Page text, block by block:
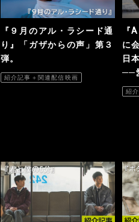
『９月のアル・ラシード通
り』「ガザからの声」第３
弾。
紹介記事＋関連配信映画
『
に
日
──
紹